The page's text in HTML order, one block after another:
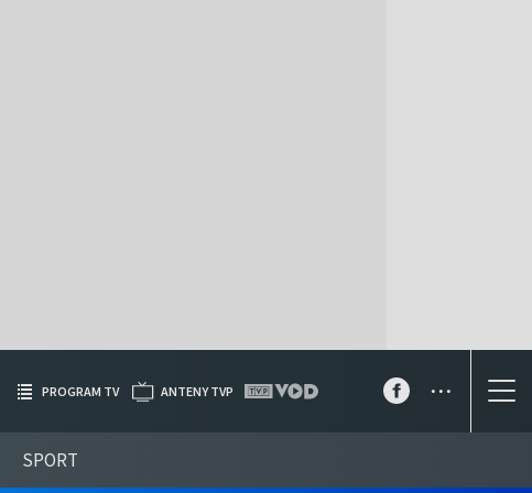
SPORT
PROGRAM TV ANTENY TVP ...